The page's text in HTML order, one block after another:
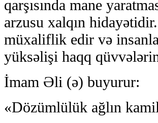
qarşısında mane
arzusu xalqın
müxaliflik edir və
yüksəlişi haqq
İmam Əli (ə) buyurur:
«Dözümlülük ağlın